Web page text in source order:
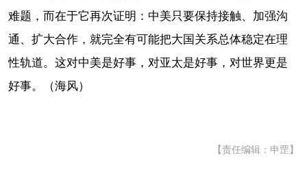
难题，而在于它再次证明：中美只要保持接触、加强沟
通、扩大合作，就完全有可能把大国关系总体稳定在理
性轨道。这对中美是好事，对亚太是好事，对世界更是
好事。（海风）
【责任编辑：申罡】